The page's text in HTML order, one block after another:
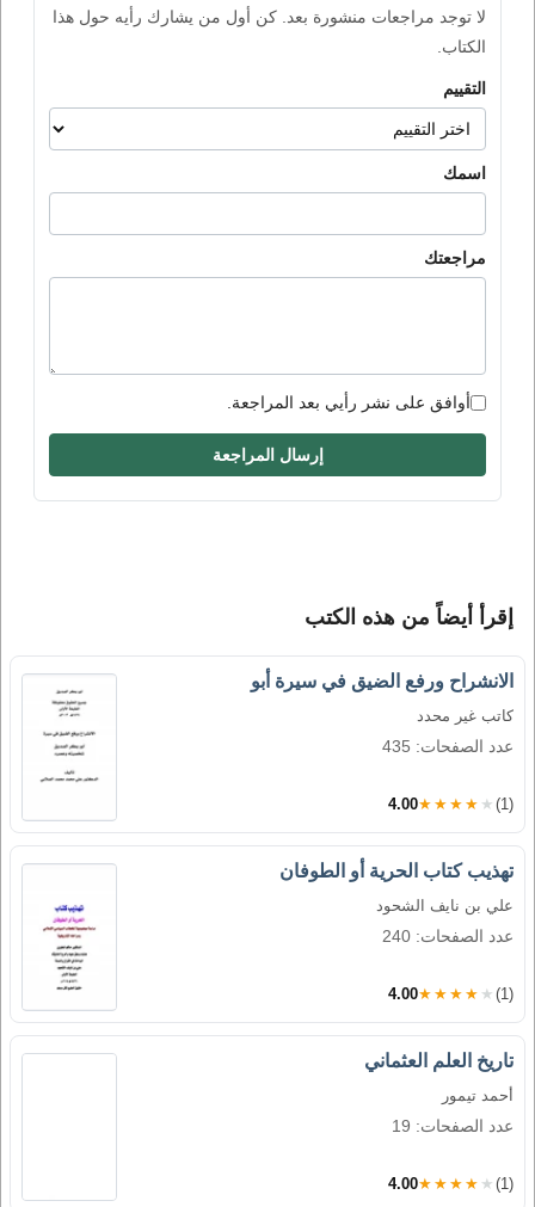
لا توجد مراجعات منشورة بعد. كن أول من يشارك رأيه حول هذا
الكتاب.
التقييم
اسمك
مراجعتك
أوافق على نشر رأيي بعد المراجعة.
إرسال المراجعة
إقرأ أيضاً من هذه الكتب
الانشراح ورفع الضيق في سيرة أبو
كاتب غير محدد
عدد الصفحات: 435
4.00★★★★★ (1)
تهذيب كتاب الحرية أو الطوفان
علي بن نايف الشحود
عدد الصفحات: 240
4.00★★★★★ (1)
تاريخ العلم العثماني
أحمد تيمور
عدد الصفحات: 19
4.00★★★★★ (1)